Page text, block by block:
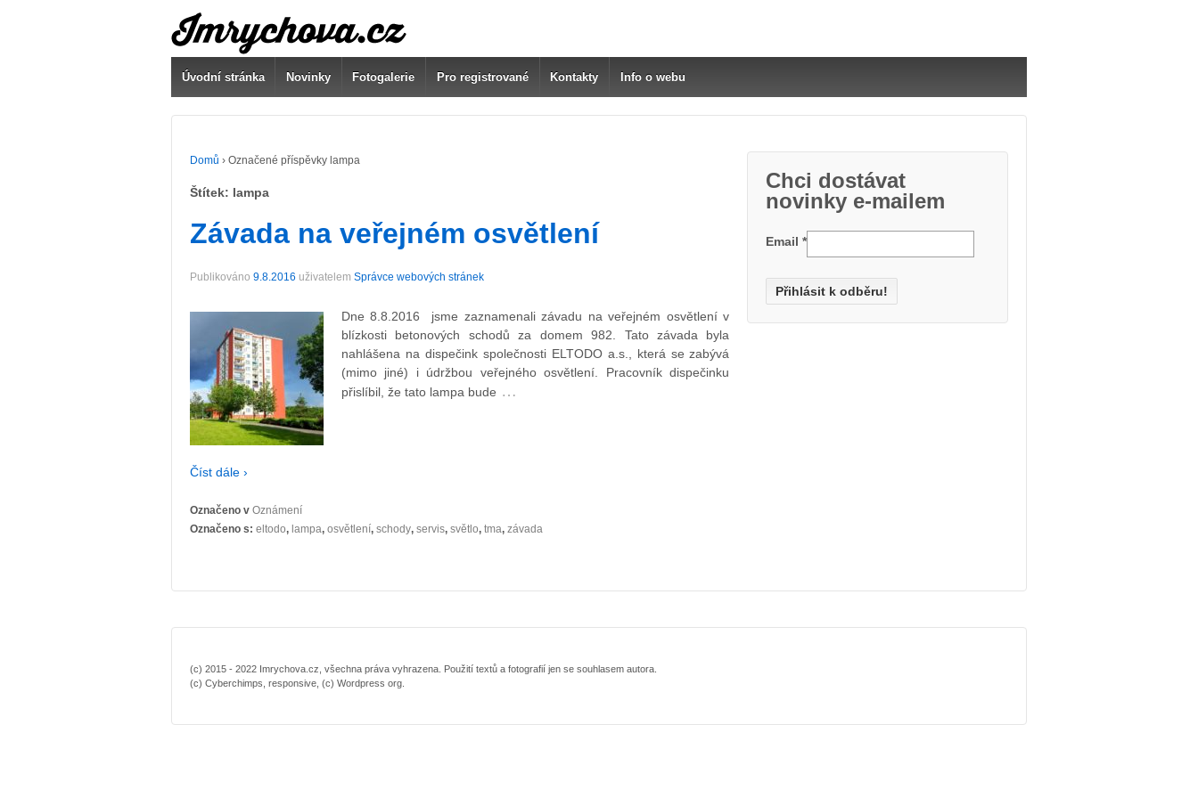
Úvodní stránka Novinky Fotogalerie Pro registrované Kontakty Info o webu
Domů › Označené příspěvky lampa
Štítek: lampa
Závada na veřejném osvětlení
Publikováno 9.8.2016 uživatelem Správce webových stránek
Dne 8.8.2016 jsme zaznamenali závadu na veřejném osvětlení v
blízkosti betonových schodů za domem 982. Tato závada byla
nahlášena na dispečink společnosti ELTODO a.s., která se zabývá
(mimo jiné) i údržbou veřejného osvětlení. Pracovník dispečinku
přislíbil, že tato lampa bude …
Číst dále ›
Označeno v Oznámení
Označeno s: eltodo, lampa, osvětlení, schody, servis, světlo, tma, závada
Chci dostávat
novinky e-mailem
Email*
(c) 2015 - 2022 Imrychova.cz, všechna práva vyhrazena. Použití textů a fotografií jen se souhlasem autora.
(c) Cyberchimps, responsive, (c) Wordpress org.